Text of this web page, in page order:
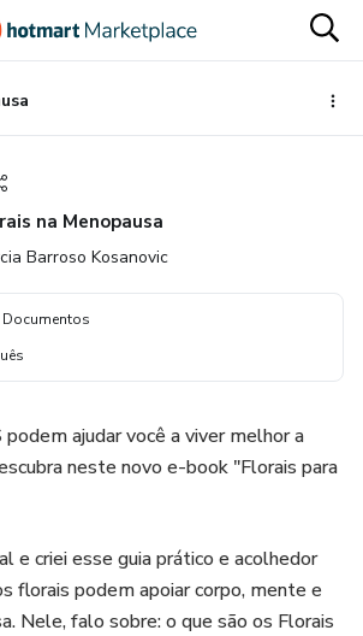
na Menopausa
Barroso Kosanovic
podem ajudar você a viver melhor a
neste novo e-book "Florais para
e criei esse guia prático e acolhedor
florais podem apoiar corpo, mente e
Nele, falo sobre: o que são os Florais